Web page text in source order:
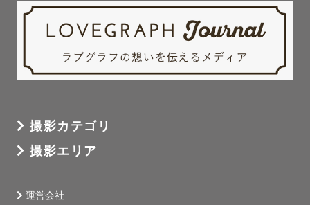
あの時撮っておいたらよかったな、もっと一緒に写ってい
ればよかったな。そんなことを思ったことはないでしょう
子どもは、今日が一番大きくて、今日が一番小さいので
す。どんなに願っても、大切な今…この瞬間は、二度と戻
を蘇らせることができる “記録”にも残してほしいのです。
子どもの弾ける笑顔も、泣き顔も。我が子を見守るパパと
撮影カテゴリ
撮影エリア
運営会社